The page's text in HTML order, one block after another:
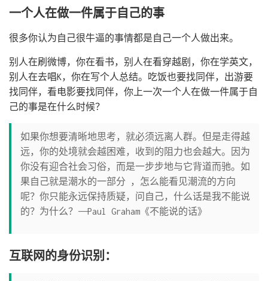
一个人在做一件属于自己的事
很多你认为自己很牛逼的事情都是自己一个人做出来。
别人在刷微博，你在看书，别人在看穿越剧，你在学英文，
别人在去唱K，你在写个人总结。吃饭也要找同伴，出游要
找同伴，看电影要找同伴，你上一次一个人在做一件属于自
己的事是在什么时候？
如果你想要清晰地思考，就必须远离人群。但是走得越
远，你的处境就会越困难，收到的阻力也会越大。因为
你没有迎合社会习俗，而是一步步地与它背道而驰。如
果自己就是潮水的一部分 ，怎么能看见潮流的方向
呢？你只能永远保持质疑，问自己，什么话是我不能说
的？为什么？——Paul Graham《不能说的话》
互联网的身份识别：